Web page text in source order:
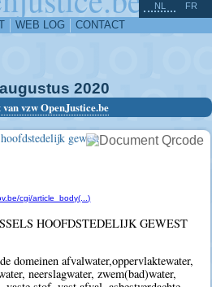
WEB LOG CONTACT
NL FR
augustus 2020
vzw OpenJustice.be
gewest
cgi/article_body(...)
HOOFDSTEDELIJK GEWEST
domeinen afvalwater,oppervlaktewater,
neerslagwater, zwem(bad)water,
^